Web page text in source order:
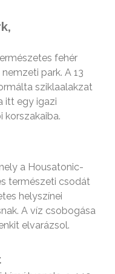
fehér
park. A 13
sziklaalakzat
itt egy igazi
a Housatonic-
természeti csodát
helyszínei
A víz csobogása
elvarázsol.